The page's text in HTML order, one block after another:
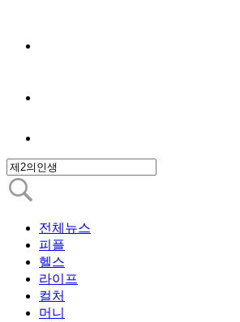
전체뉴스
피플
헬스
라이프
컬처
머니